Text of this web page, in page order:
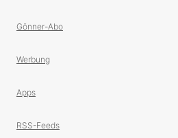
Gönner-Abo
Werbung
Apps
RSS-Feeds